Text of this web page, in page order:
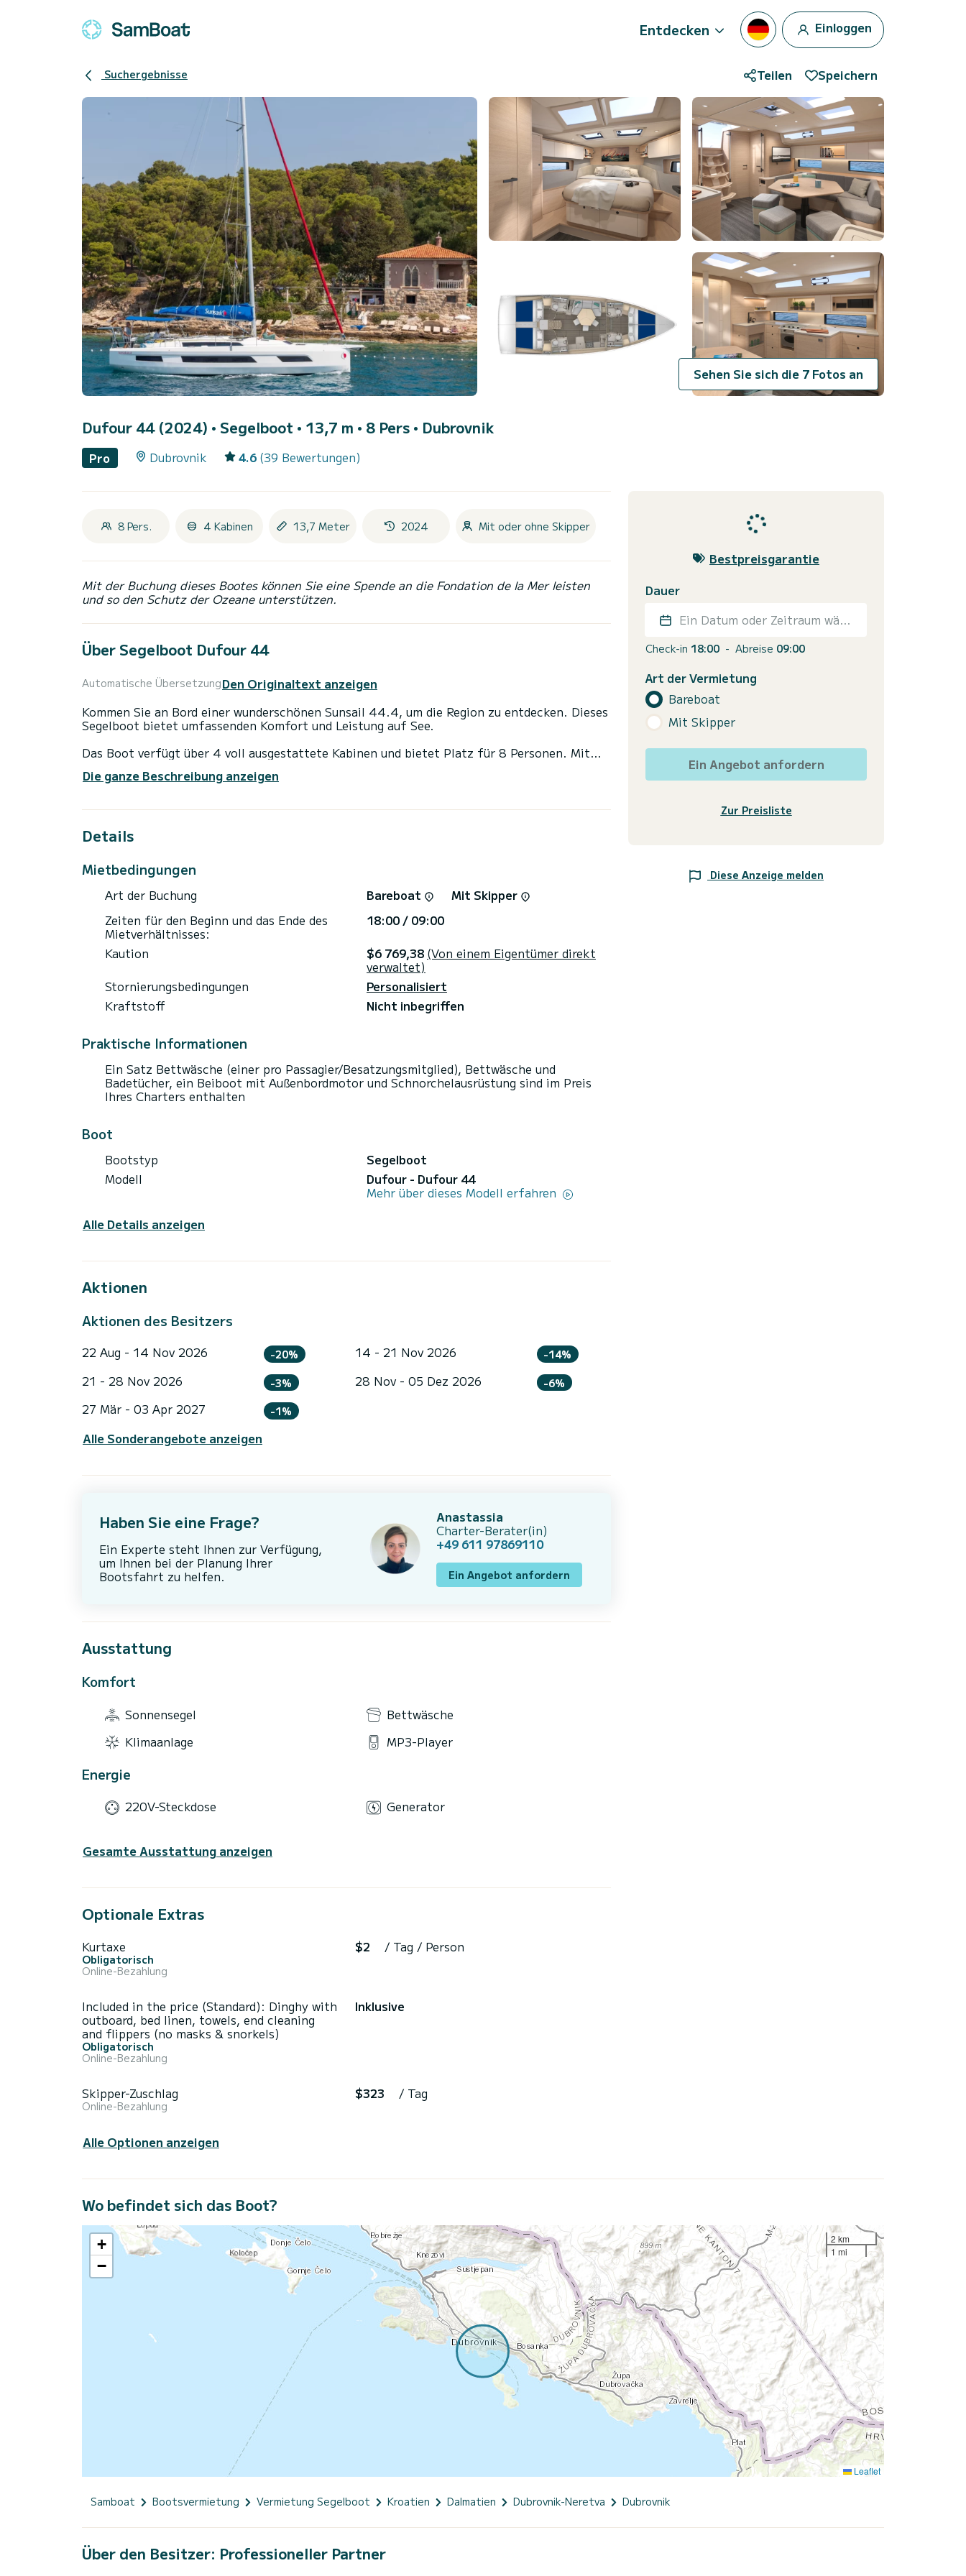
Entdecken Einloggen
Suchergebnisse Teilen Speichern
Sehen Sie sich die 7 Fotos an
Dufour 44 (2024) • Segelboot • 13,7 m • 8 Pers • Dubrovnik
Pro Dubrovnik 4.6 (39 Bewertungen)
8 Pers. 4 Kabinen 13,7 Meter 2024 Mit oder ohne Skipper
Mit der Buchung dieses Bootes können Sie eine Spende an die Fondation de la Mer leisten
und so den Schutz der Ozeane unterstützen.
Über Segelboot Dufour 44
Automatische ÜbersetzungDen Originaltext anzeigen
Kommen Sie an Bord einer wunderschönen Sunsail 44.4, um die Region zu entdecken. Dieses
Segelboot bietet umfassenden Komfort und Leistung auf See.
Das Boot verfügt über 4 voll ausgestattete Kabinen und bietet Platz für 8 Personen. Mit
außergewöhnlichen Urlaub auf dem Wasser in der Umgebung von
Für Ihren Komfort verfügt es über 4 Toiletten mit Dusche
Es verfügt über folgende Ausstattung: Autopilot, Klimaanlage.
Wenn Sie Fragen zum Boot oder den Charterbedingungen haben, können Sie eine Nachricht
über die Samboat-Plattform senden. Ein SamBoat-Berater beantwortet Ihre Fragen und
Die ganze Beschreibung anzeigen
Details
Mietbedingungen
Art der Buchung Bareboat
Mit Skipper
Zeiten für den Beginn und das Ende des
Mietverhältnisses:
18:00 / 09:00
Kaution
$6 769,38 (Von einem Eigentümer direkt
verwaltet)
Stornierungsbedingungen
Personalisiert
Kraftstoff
Nicht inbegriffen
Praktische Informationen
Ein Satz Bettwäsche (einer pro Passagier/Besatzungsmitglied), Bettwäsche und
Badetücher, ein Beiboot mit Außenbordmotor und Schnorchelausrüstung sind im Preis
Ihres Charters enthalten
Boot
Bootstyp
Segelboot
Modell
Dufour - Dufour 44
Mehr über dieses Modell erfahren
Alle Details anzeigen
Aktionen
Aktionen des Besitzers
22 Aug - 14 Nov 2026 -20% 14 - 21 Nov 2026 -14%
21 - 28 Nov 2026 -3% 28 Nov - 05 Dez 2026 -6%
27 Mär - 03 Apr 2027 -1%
Alle Sonderangebote anzeigen
Haben Sie eine Frage?
Ein Experte steht Ihnen zur Verfügung,
um Ihnen bei der Planung Ihrer
Bootsfahrt zu helfen.
Anastassia
Charter-Berater(in)
+49 611 97869110
Ein Angebot anfordern
Ausstattung
Komfort
Sonnensegel
Bettwäsche
Klimaanlage
MP3-Player
Energie
220V-Steckdose Generator
Gesamte Ausstattung anzeigen
Optionale Extras
Kurtaxe
Obligatorisch
Online-Bezahlung
$2 / Tag / Person
Included in the price (Standard): Dinghy with
outboard, bed linen, towels, end cleaning
and flippers (no masks & snorkels)
Obligatorisch
Online-Bezahlung
Inklusive
Skipper-Zuschlag
Online-Bezahlung
$323 / Tag
Alle Optionen anzeigen
Bestpreisgarantie
Dauer
Ein Datum oder Zeitraum wählen
Check-in 18:00 - Abreise 09:00
Art der Vermietung
Bareboat
Mit Skipper
Ein Angebot anfordern
Zur Preisliste
Diese Anzeige melden
Wo befindet sich das Boot?
+
−
2 km
1 mi
Leaflet
Samboat Bootsvermietung Vermietung Segelboot Kroatien Dalmatien Dubrovnik-Neretva Dubrovnik
Über den Besitzer: Professioneller Partner